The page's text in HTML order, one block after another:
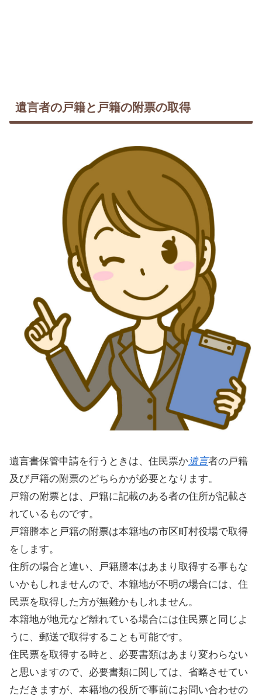
遺言者の戸籍と戸籍の附票の取得
遺言書保管申請を行うときは、住民票か遺言者の戸籍
及び戸籍の附票のどちらかが必要となります。
戸籍の附票とは、戸籍に記載のある者の住所が記載さ
れているものです。
戸籍謄本と戸籍の附票は本籍地の市区町村役場で取得
をします。
住所の場合と違い、戸籍謄本はあまり取得する事もな
いかもしれませんので、本籍地が不明の場合には、住
民票を取得した方が無難かもしれません。
本籍地が地元など離れている場合には住民票と同じよ
うに、郵送で取得することも可能です。
住民票を取得する時と、必要書類はあまり変わらない
と思いますので、必要書類に関しては、省略させてい
ただきますが、本籍地の役所で事前にお問い合わせの